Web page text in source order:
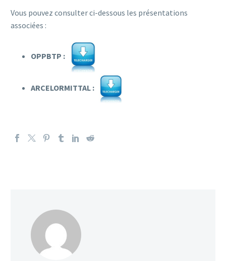
Vous pouvez consulter ci-dessous les présentations
associées :
OPPBTP :
ARCELORMITTAL :